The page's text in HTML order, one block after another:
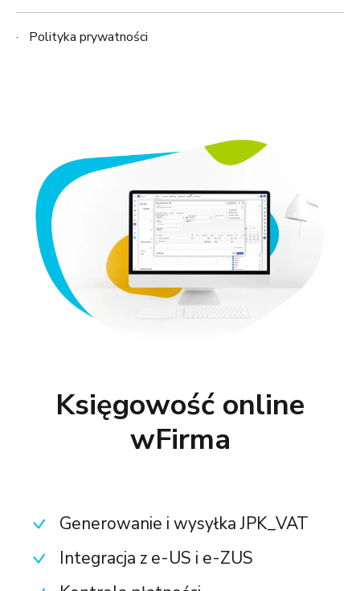
Polityka prywatności
Księgowość online
wFirma
Generowanie i wysyłka JPK_VAT
Integracja z e-US i e-ZUS